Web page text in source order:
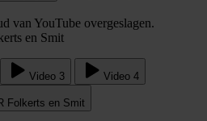
van YouTube overgeslagen.
en Smit
Video 3 Video 4
Folkerts en Smit